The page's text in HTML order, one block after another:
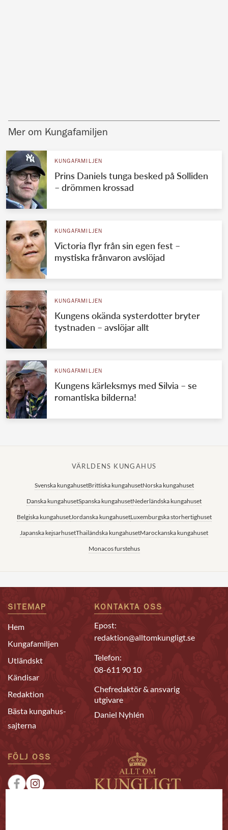
Mer om Kungafamiljen
KUNGAFAMILJEN
Prins Daniels tunga besked på Solliden
– drömmen krossad
KUNGAFAMILJEN
Victoria flyr från sin egen fest –
mystiska frånvaron avslöjad
KUNGAFAMILJEN
Kungens okända systerdotter bryter
tystnaden – avslöjar allt
KUNGAFAMILJEN
Kungens kärleksmys med Silvia – se
romantiska bilderna!
VÄRLDENS KUNGAHUS
Svenska kungahusetBrittiska kungahusetNorska kungahuset
Danska kungahusetSpanska kungahusetNederländska kungahuset
Belgiska kungahusetJordanska kungahusetLuxemburgska storhertighuset
Japanska kejsarhusetThailändska kungahusetMarockanska kungahuset
Monacos furstehus
SITEMAP
Hem
Kungafamiljen
Utländskt
Kändisar
Redaktion
Bästa kungahus-
sajterna
KONTAKTA OSS
Epost:
redaktion@alltomkungligt.se
Telefon:
08-611 90 10
Chefredaktör & ansvarig
utgivare
Daniel Nyhlén
FÖLJ OSS